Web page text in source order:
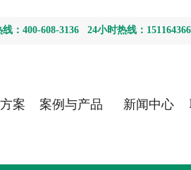
：400-608-3136 24小时热线：
案 案例与产品 新闻中心